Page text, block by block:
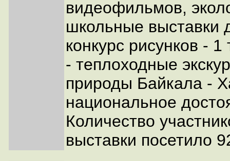
видеофильмов,
школьные выставки
конкурс рисунков - 1
- теплоходные
природы Байкала -
национальное
Количество
выставки посетило